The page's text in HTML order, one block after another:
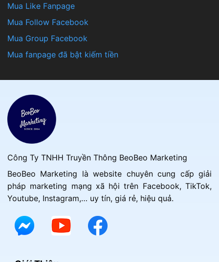
Mua Like Fanpage
Mua Follow Facebook
Mua Group Facebook
Mua fanpage đã bật kiếm tiền
Công Ty TNHH Truyền Thông BeoBeo Marketing
BeoBeo Marketing là website chuyên cung cấp giải
pháp marketing mạng xã hội trên Facebook, TikTok,
Youtube, Instagram,… uy tín, giá rẻ, hiệu quả.